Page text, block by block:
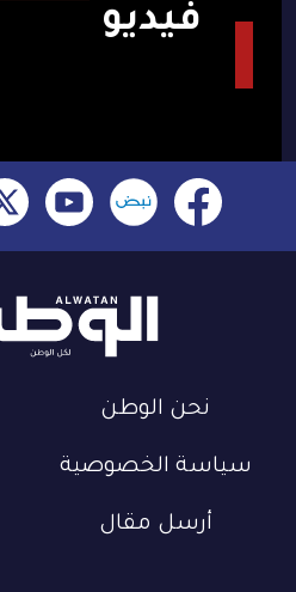
فيديو
نحن الوطن
سياسة الخصوصية
أرسل مقال